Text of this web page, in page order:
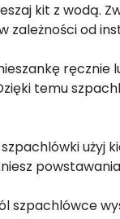
kit z wodą.
zależności od
temu
użyj
szpachlówce